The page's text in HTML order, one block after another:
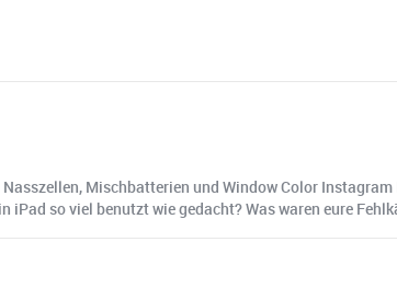
Mischbatterien und Window Color
so viel benutzt wie gedacht? Was waren eure